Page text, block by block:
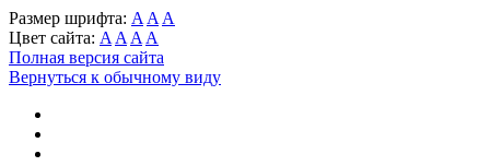
Размер шрифта: A A A
Цвет сайта: A A A A
Полная версия сайта
Вернуться к обычному виду